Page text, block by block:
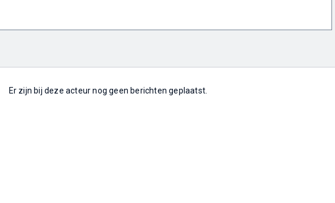
Er zijn bij deze acteur nog geen berichten geplaatst.